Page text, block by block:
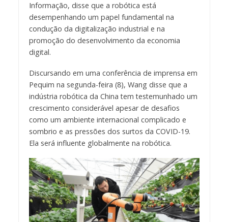
Informação, disse que a robótica está
desempenhando um papel fundamental na
condução da digitalização industrial e na
promoção do desenvolvimento da economia
digital.
Discursando em uma conferência de imprensa em
Pequim na segunda-feira (8), Wang disse que a
indústria robótica da China tem testemunhado um
crescimento considerável apesar de desafios
como um ambiente internacional complicado e
sombrio e as pressões dos surtos da COVID-19.
Ela será influente globalmente na robótica.